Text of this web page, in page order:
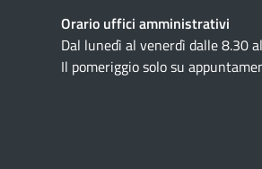
Orario uffici amministrativi
Dal lunedì al venerdì dalle 8.30
Il pomeriggio solo su